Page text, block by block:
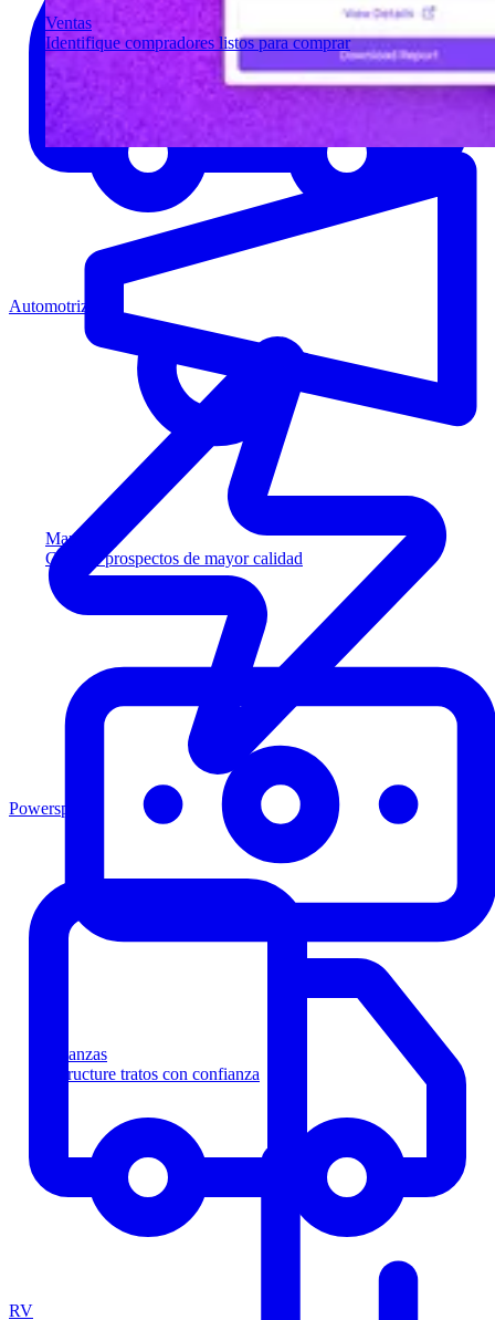
Ventas
Identifique compradores listos para comprar
Marketing
Capture prospectos de mayor calidad
Finanzas
Estructure tratos con confianza
Automotriz
Powersports
RV